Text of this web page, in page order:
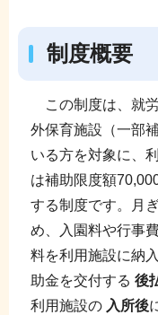
制度概要
この制度は、就
外保育施設（一部
いる方を対象に、
は補助限度額
する制度です。月
め、入園料や行事
料を利用施設に納
助金を交付する 後
利用施設の 入所後